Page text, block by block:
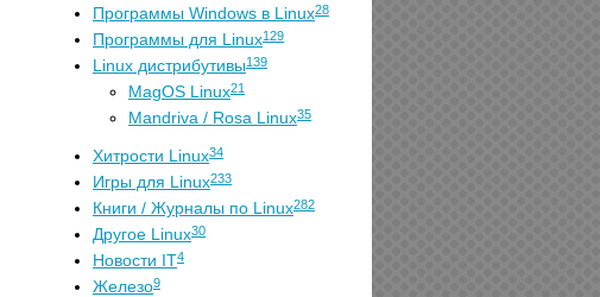
Программы Windows в Linux28
Программы для Linux129
Linux дистрибутивы139
MagOS Linux21
Mandriva / Rosa Linux35
Хитрости Linux34
Игры для Linux233
Книги / Журналы по Linux282
Другое Linux30
Новости IT4
Железо9